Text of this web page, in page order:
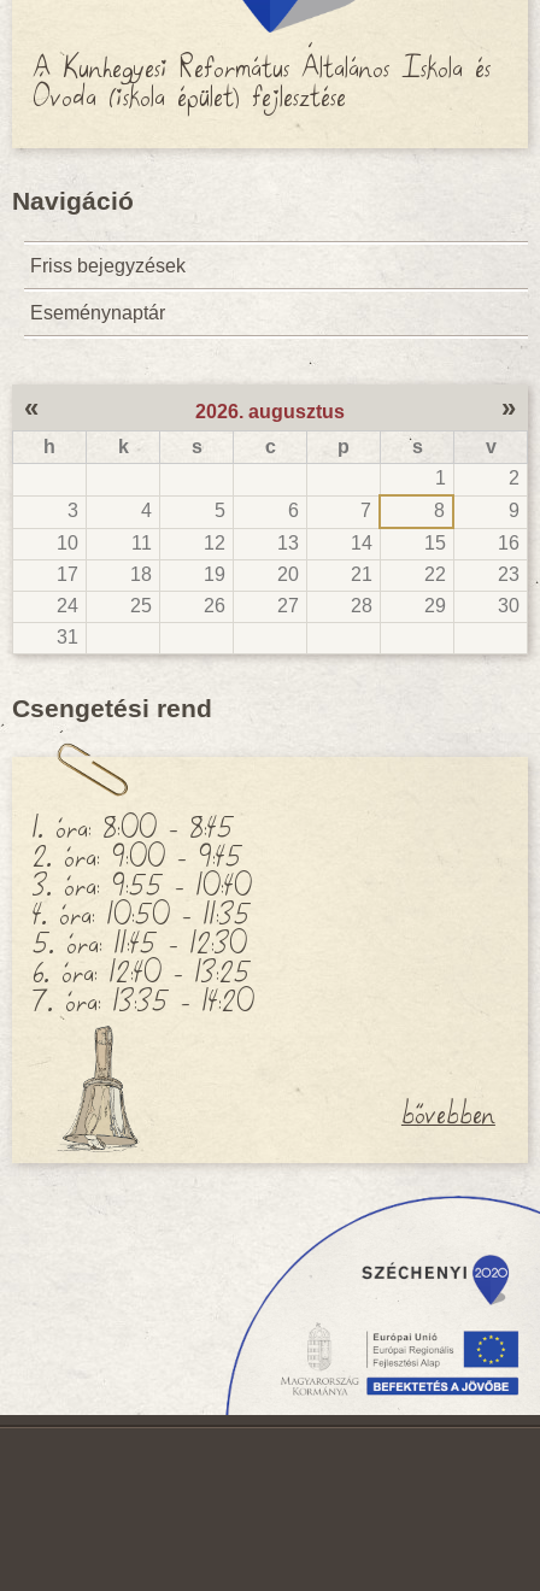
A Kunhegyesi Református Általános Iskola és
Óvoda (iskola épület) fejlesztése
Navigáció
Friss bejegyzések
Eseménynaptár
2026. augusztus
« »
h k s c p s
v
1
2
3
4 5 6 7 8
9
10
11 12 13 14 15
16
17
18 19 20 21 22
23
24
25 26 27 28 29
30
31
Csengetési rend
1. óra: 8:00 - 8:45
2. óra: 9:00 - 9:45
3. óra: 9:55 - 10:40
4. óra: 10:50 - 11:35
5. óra: 11:45 - 12:30
6. óra: 12:40 - 13:25
7. óra: 13:35 - 14:20
bővebben